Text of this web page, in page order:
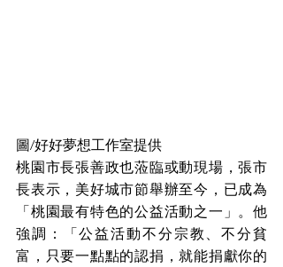
圖/好好夢想工作室提供
桃園市長張善政也蒞臨或動現場，張市
長表示，美好城市節舉辦至今，已成為
「桃園最有特色的公益活動之一」。他
強調：「公益活動不分宗教、不分貧
富，只要一點點的認捐，就能捐獻你的